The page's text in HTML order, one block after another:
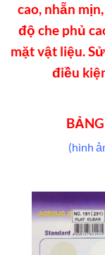
cao, nhẵn
độ che phủ
mặt vật liệu.
điều
(hình